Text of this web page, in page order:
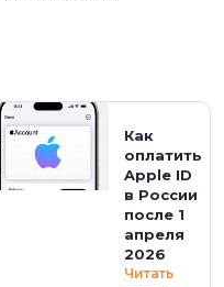
Как
оплатить
Apple ID
в России
после 1
апреля
2026
Читать